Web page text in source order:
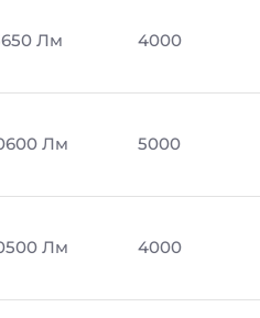
Лм 4000
Лм 5000
Лм 4000